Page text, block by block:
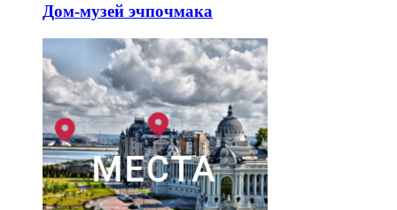
Дом-музей эчпочмака